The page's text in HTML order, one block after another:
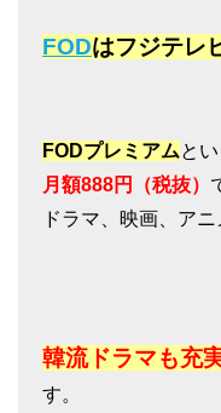
FODはフジテレ
FODプレミアムと
月額888円（税抜）
ドラマ、映画、ア
韓流ドラマも充
す。